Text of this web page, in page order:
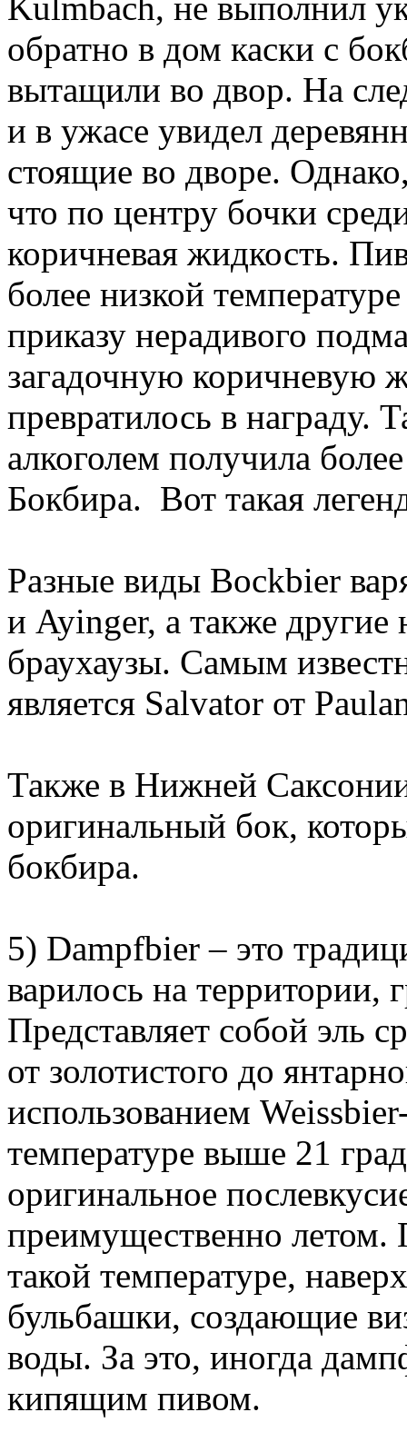
обратно в дом каски с
вытащили во двор. На
и в ужасе увидел
стоящие во дворе.
что по центру бочки
коричневая жидкость.
более низкой
приказу нерадивого
загадочную коричневую
превратилось в награду.
алкоголем получила
Бокбира. Вот такая
Разные виды Bockbier
и Ayinger, а также
браухаузы. Самым
является Salvator от
Также в Нижней
оригинальный бок,
бокбира.
5) Dampfbier – это
варилось на территории,
Представляет собой эль
от золотистого до
использованием
температуре выше 21
оригинальное
преимущественно летом.
такой температуре,
бульбашки, создающие
воды. За это, иногда
кипящим пивом.